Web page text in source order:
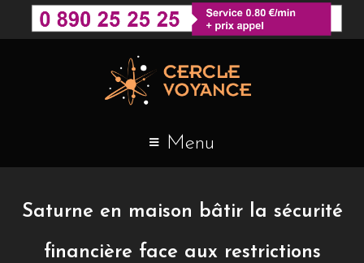
Menu
Saturne en maison bâtir la sécurité
financière face aux restrictions